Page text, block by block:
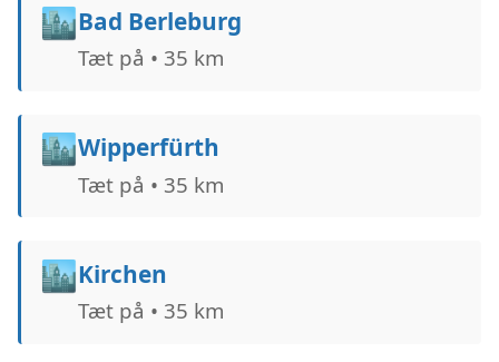
🏙️Bad Berleburg
Tæt på • 35 km
🏙️Wipperfürth
Tæt på • 35 km
🏙️Kirchen
Tæt på • 35 km